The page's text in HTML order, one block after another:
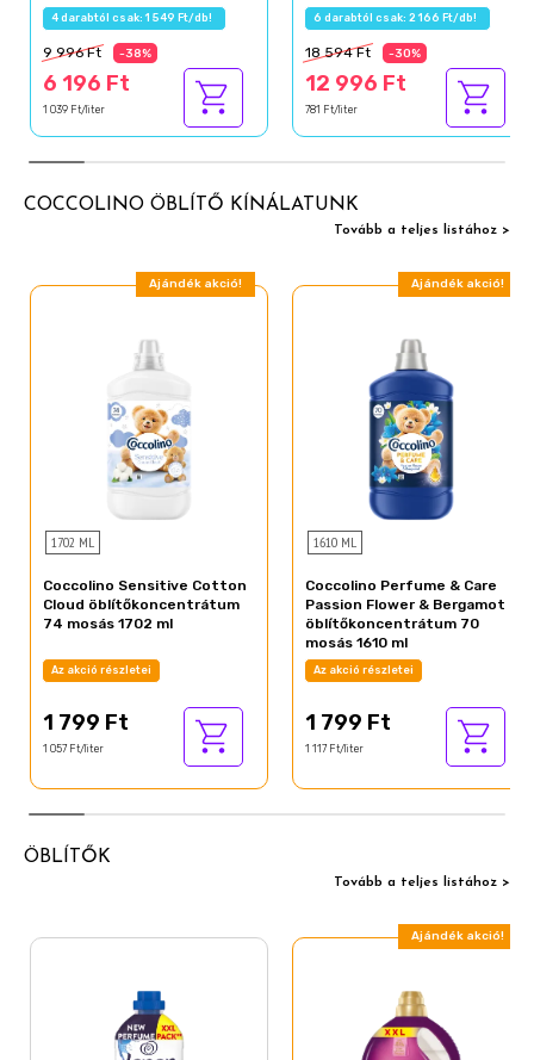
4 darabtól csak: 1 549 Ft/db!
9 996 Ft -38%
6 196 Ft
1 039 Ft/liter
6 darabtól csak: 2 166 Ft/db!
18 594 Ft -30%
12 996 Ft
781 Ft/liter
COCCOLINO ÖBLÍTŐ KÍNÁLATUNK
Tovább a teljes listához >
Ajándék akció!
1702 ML
Coccolino Sensitive Cotton
Cloud öblítőkoncentrátum
74 mosás 1702 ml
Az akció részletei
1 799 Ft
1 057 Ft/liter
Ajándék akció!
1610 ML
Coccolino Perfume & Care
Passion Flower & Bergamot
öblítőkoncentrátum 70
mosás 1610 ml
Az akció részletei
1 799 Ft
1 117 Ft/liter
ÖBLÍTŐK
Tovább a teljes listához >
Ajándék akció!